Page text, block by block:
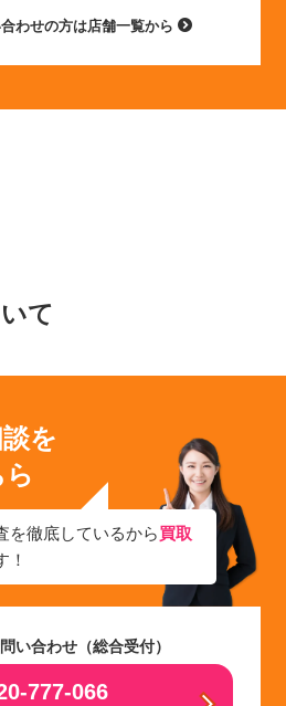
わせの方は店舗一覧から
て
を
を徹底しているから買取
！
い合わせ（総合受付）
777-066